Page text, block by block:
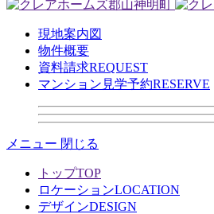
現地案内図
物件概要
資料請求REQUEST
マンション見学予約RESERVE
メニュー 閉じる
トップTOP
ロケーションLOCATION
デザインDESIGN